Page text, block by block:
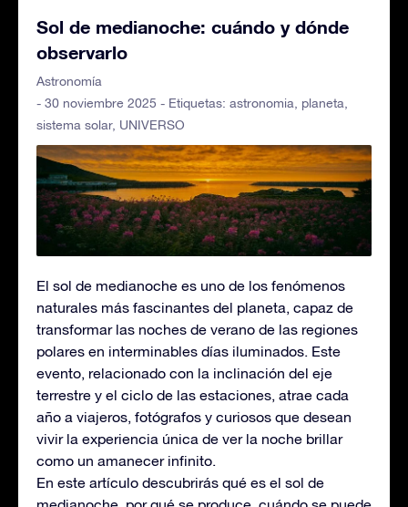
Sol de medianoche: cuándo y dónde
observarlo
Astronomía
- 30 noviembre 2025 - Etiquetas: astronomia planeta
sistema solar, UNIVERSO
El sol de medianoche es uno de los fenómenos
naturales más fascinantes del planeta, capaz de
transformar las noches de verano de las regiones
polares en interminables días iluminados. Este
evento, relacionado con la inclinación del eje
terrestre y el ciclo de las estaciones, atrae cada
año a viajeros, fotógrafos y curiosos que desean
vivir la experiencia única de ver la noche brillar
como un amanecer infinito.
En este artículo descubrirás qué es el sol de